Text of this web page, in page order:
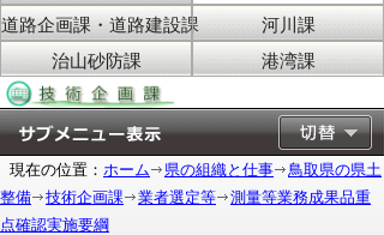
道路企画課・道路建設課
河川課
治山砂防課
港湾課
現在の位置： ホーム 県の組織と仕事
鳥取県の県土
整備
技術企画課 業者選定等
測量等業務成果品重
点確認実施要綱